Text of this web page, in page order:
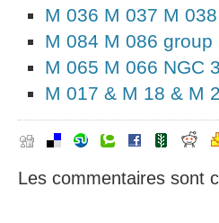
M 036 M 037 M
M 084 M 086 group
M 065 M 066 NGC
M 017 & M 18 & M
Les commentaires sont